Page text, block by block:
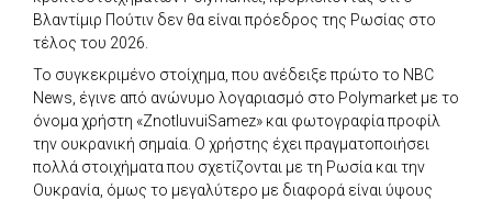
Βλαντίμιρ Πούτιν δεν θα είναι πρόεδρος της Ρωσίας στο
τέλος του 2026.
Το συγκεκριμένο στοίχημα, που ανέδειξε πρώτο το NBC
News, έγινε από ανώνυμο λογαριασμό στο Polymarket με το
όνομα χρήστη «ZnotluvuiSamez» και φωτογραφία προφίλ
την ουκρανική σημαία. Ο χρήστης έχει πραγματοποιήσει
πολλά στοιχήματα που σχετίζονται με τη Ρωσία και την
Ουκρανία, όμως το μεγαλύτερο με διαφορά είναι ύψους